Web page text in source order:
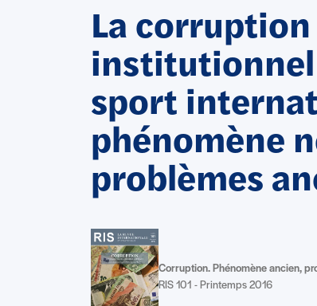
La corruption
sport
phénomène
problèmes
Corruption. Phénomène ancien,
RIS 101 - Printemps 2016